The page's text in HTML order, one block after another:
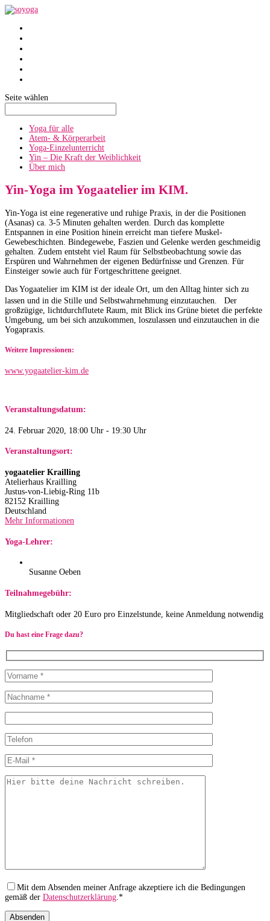
Seite wählen
Yoga für alle
Atem- & Körperarbeit
Yoga-Einzelunterricht
Yin – Die Kraft der Weiblichkeit
Über mich
Yin-Yoga im Yogaatelier im KIM.
Yin-Yoga ist eine regenerative und ruhige Praxis, in der die Positionen
(Asanas) ca. 3-5 Minuten gehalten werden. Durch das komplette
Entspannen in eine Position hinein erreicht man tiefere Muskel-
Gewebeschichten. Bindegewebe, Faszien und Gelenke werden geschmeidig
gehalten. Zudem entsteht viel Raum für Selbstbeobachtung sowie das
Erspüren und Wahrnehmen der eigenen Bedürfnisse und Grenzen. Für
Einsteiger sowie auch für Fortgeschrittene geeignet.
Das Yogaatelier im KIM ist der ideale Ort, um den Alltag hinter sich zu
lassen und in die Stille und Selbstwahrnehmung einzutauchen. Der
großzügige, lichtdurchflutete Raum, mit Blick ins Grüne bietet die perfekte
Umgebung, um bei sich anzukommen, loszulassen und einzutauchen in die
Yogapraxis.
Weitere Impressionen:
www.yogaatelier-kim.de​
Veranstaltungsdatum:
24. Februar 2020, 18:00 Uhr - 19:30 Uhr
Veranstaltungsort:
yogaatelier Krailling
Atelierhaus Krailling
Justus-von-Liebig-Ring 11b
82152 Krailling
Deutschland
Mehr Informationen
Yoga-Lehrer:
Susanne Oeben
Teilnahmegebühr:
Mitgliedschaft oder 20 Euro pro Einzelstunde, keine Anmeldung notwendig
Du hast eine Frage dazu?
Mit dem Absenden meiner Anfrage akzeptiere ich die Bedingungen
gemäß der Datenschutzerklärung .*